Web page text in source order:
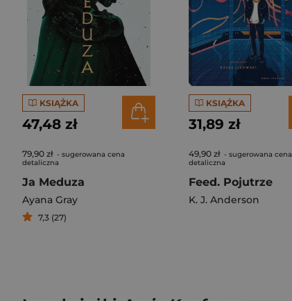
KSIĄŻKA
47,48 zł
79,90 zł - sugerowana cena
detaliczna
Ja Meduza
Ayana Gray
7,3 (27)
KSIĄŻKA
31,89 zł
49,90 zł - sugerowana cena
detaliczna
Feed. Pojutrze
K. J. Anderson